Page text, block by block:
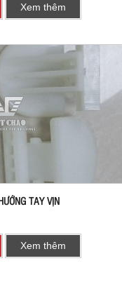
Xem thêm
TAY VỊN
Xem thêm